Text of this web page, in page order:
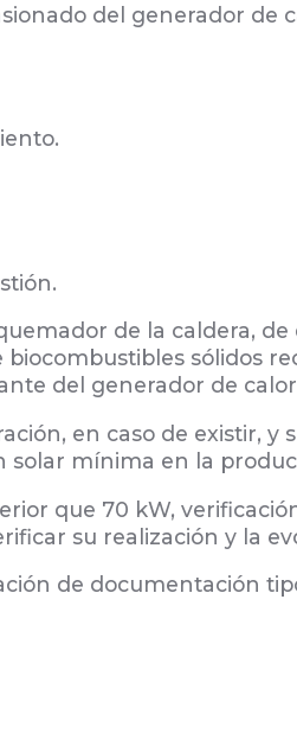
del generador de
de la caldera,
sólidos
del generador de
en caso de existir,
mínima en la
que 70 kW,
su realización y la
de documentación